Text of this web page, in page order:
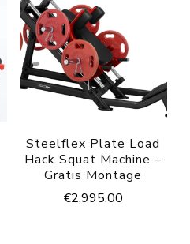
Steelflex Plate Load
Hack Squat Machine –
Gratis Montage
€2,995.00